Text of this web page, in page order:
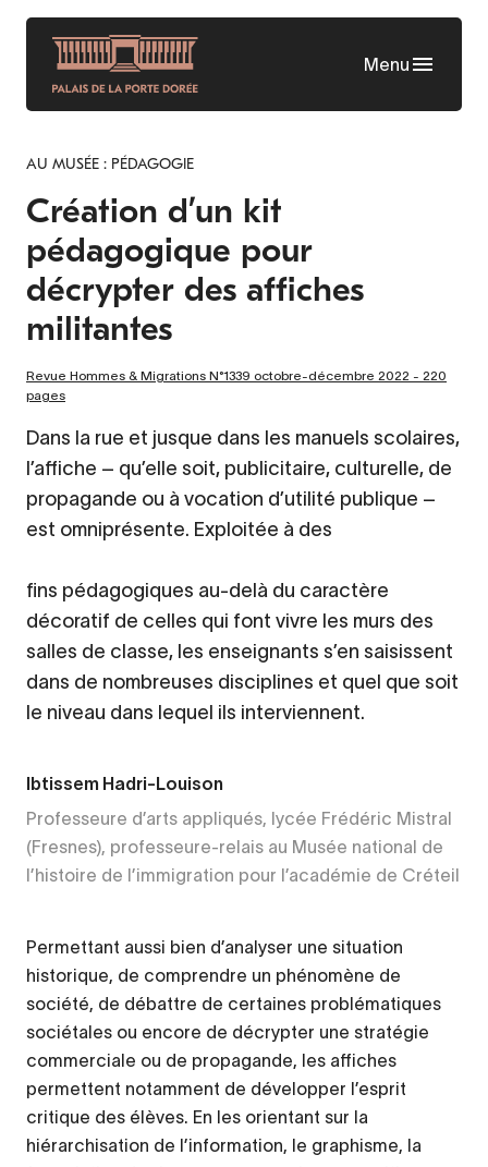
Aller
contenu
principal
Menu
AU MUSÉE : PÉDAGOGIE
Création d’un kit
pédagogique pour
décrypter des affiches
militantes
Revue Hommes & Migrations N°1339 octobre-décembre 2022 - 220
pages
Dans la rue et jusque dans les manuels scolaires,
l’affiche – qu’elle soit, publicitaire, culturelle, de
propagande ou à vocation d’utilité publique –
est omniprésente. Exploitée à des
fins pédagogiques au-delà du caractère
décoratif de celles qui font vivre les murs des
salles de classe, les enseignants s’en saisissent
dans de nombreuses disciplines et quel que soit
le niveau dans lequel ils interviennent.
Ibtissem Hadri-Louison
Professeure d’arts appliqués, lycée Frédéric Mistral
(Fresnes), professeure-relais au Musée national de
l’histoire de l’immigration pour l’académie de Créteil
Permettant aussi bien d’analyser une situation
historique, de comprendre un phénomène de
société, de débattre de certaines problématiques
sociétales ou encore de décrypter une stratégie
commerciale ou de propagande, les affiches
permettent notamment de développer l’esprit
critique des élèves. En les orientant sur la
hiérarchisation de l’information, le graphisme, la